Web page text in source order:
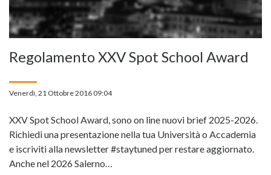
Regolamento XXV Spot School Award
Venerdì, 21 Ottobre 2016 09:04
XXV Spot School Award, sono on line nuovi brief 2025-2026.
Richiedi una presentazione nella tua Università o Accademia
e iscriviti alla newsletter #staytuned per restare aggiornato.
Anche nel 2026 Salerno…